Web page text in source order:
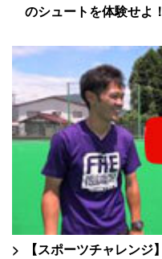
のシュートを体験せよ！
【スポーツチャレン